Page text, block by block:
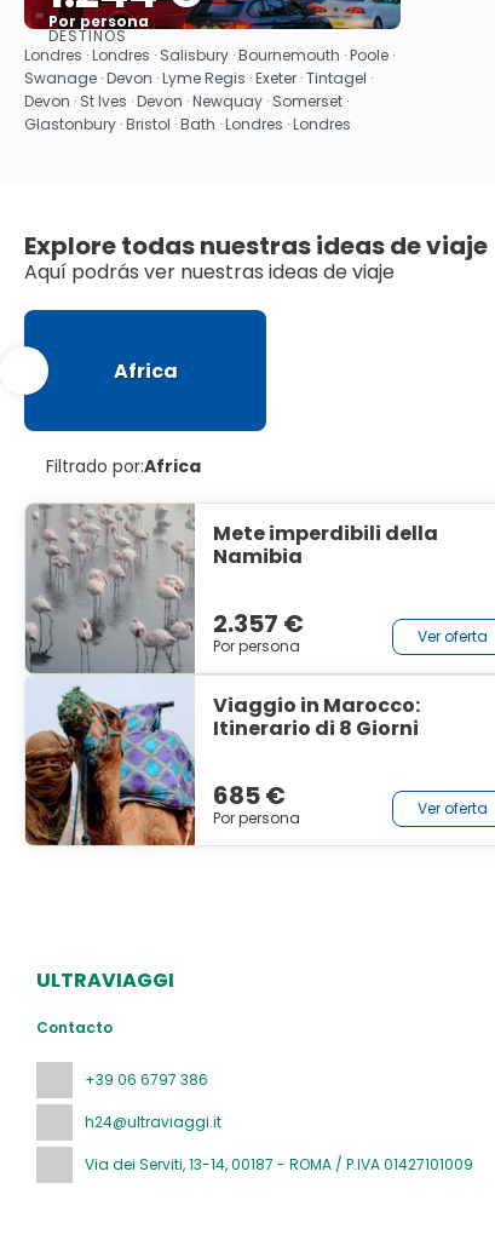
Por persona
Ver
DESTINOS
Londres · Londres · Salisbury · Bournemouth · Poole ·
Swanage · Devon · Lyme Regis · Exeter · Tintagel ·
Devon · St Ives · Devon · Newquay · Somerset ·
Glastonbury · Bristol · Bath · Londres · Londres
Explore todas nuestras ideas de viaje
Aquí podrás ver nuestras ideas de viaje
Africa
Filtrado por:Africa
Mete imperdibili della
Namibia
2.357 €
Por persona Ver oferta
Viaggio in Marocco:
Itinerario di 8 Giorni
685 €
Por persona Ver oferta
ULTRAVIAGGI
Contacto
+39 06 6797 386
h24@ultraviaggi.it
Via dei Serviti, 13-14, 00187 - ROMA / P.IVA 01427101009